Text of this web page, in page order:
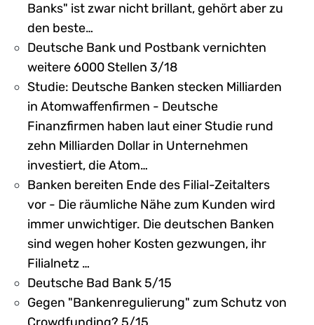
Banks" ist zwar nicht brillant, gehört aber zu
den beste…
Deutsche Bank und Postbank vernichten
weitere 6000 Stellen 3/18
Studie: Deutsche Banken stecken Milliarden
in Atomwaffenfirmen - Deutsche
Finanzfirmen haben laut einer Studie rund
zehn Milliarden Dollar in Unternehmen
investiert, die Atom…
Banken bereiten Ende des Filial-Zeitalters
vor - Die räumliche Nähe zum Kunden wird
immer unwichtiger. Die deutschen Banken
sind wegen hoher Kosten gezwungen, ihr
Filialnetz …
Deutsche Bad Bank 5/15
Gegen "Bankenregulierung" zum Schutz von